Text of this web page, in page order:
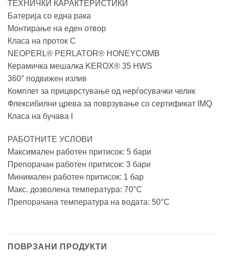
ТЕХНИЧКИ КАРАКТЕРИСТИКИ
Батерија со една рака
Монтирање на еден отвор
Класа на проток С
NEOPERL® PERLATOR® HONEYCOMB
Керамичка мешалка KEROX® 35 HWS
360° подвижен излив
Комплет за прицврстување од нерѓосувачки челик
Флексибилни црева за поврзување со сертификат IMQ
Класа на бучава I
РАБОТНИТЕ УСЛОВИ
Максимален работен притисок: 5 бари
Препорачан работен притисок: 3 бари
Минимален работен притисок: 1 бар
Макс. дозволена температура: 70°C
Препорачана температура на водата: 50°C
ПОВРЗАНИ ПРОДУКТИ